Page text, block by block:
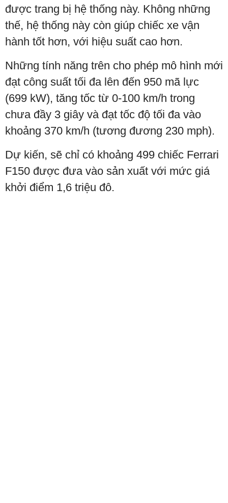
được trang bị hệ thống này. Không những
thế, hệ thống này còn giúp chiếc xe vận
hành tốt hơn, với hiệu suất cao hơn.
Những tính năng trên cho phép mô hình mới
đạt công suất tối đa lên đến 950 mã lực
(699 kW), tăng tốc từ 0-100 km/h trong
chưa đầy 3 giây và đạt tốc độ tối đa vào
khoảng 370 km/h (tương đương 230 mph).
Dự kiến, sẽ chỉ có khoảng 499 chiếc Ferrari
F150 được đưa vào sản xuất với mức giá
khởi điểm 1,6 triệu đô.